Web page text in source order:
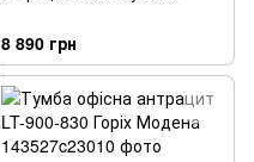
8 890 грн